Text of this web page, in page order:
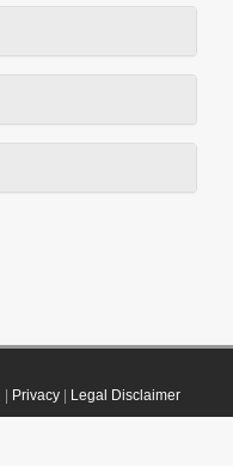
Privacy| Legal Disclaimer